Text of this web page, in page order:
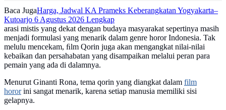
Baca JugaHarga, Jadwal KA Prameks Keberangkatan Yogyakarta–
Kutoarjo 6 Agustus 2026 Lengkap
arasi mistis yang dekat dengan budaya masyarakat sepertinya masih
menjadi formulasi yang menarik dalam genre horor Indonesia. Tak
melulu mencekam, ﬁlm Qorin juga akan mengangkat nilai-nilai
kebaikan dan persahabatan yang disampaikan melalui peran para
pemain yang ada di dalamnya.
Menurut Ginanti Rona, tema qorin yang diangkat dalam film
hororini sangat menarik, karena setiap manusia memiliki sisi
gelapnya.